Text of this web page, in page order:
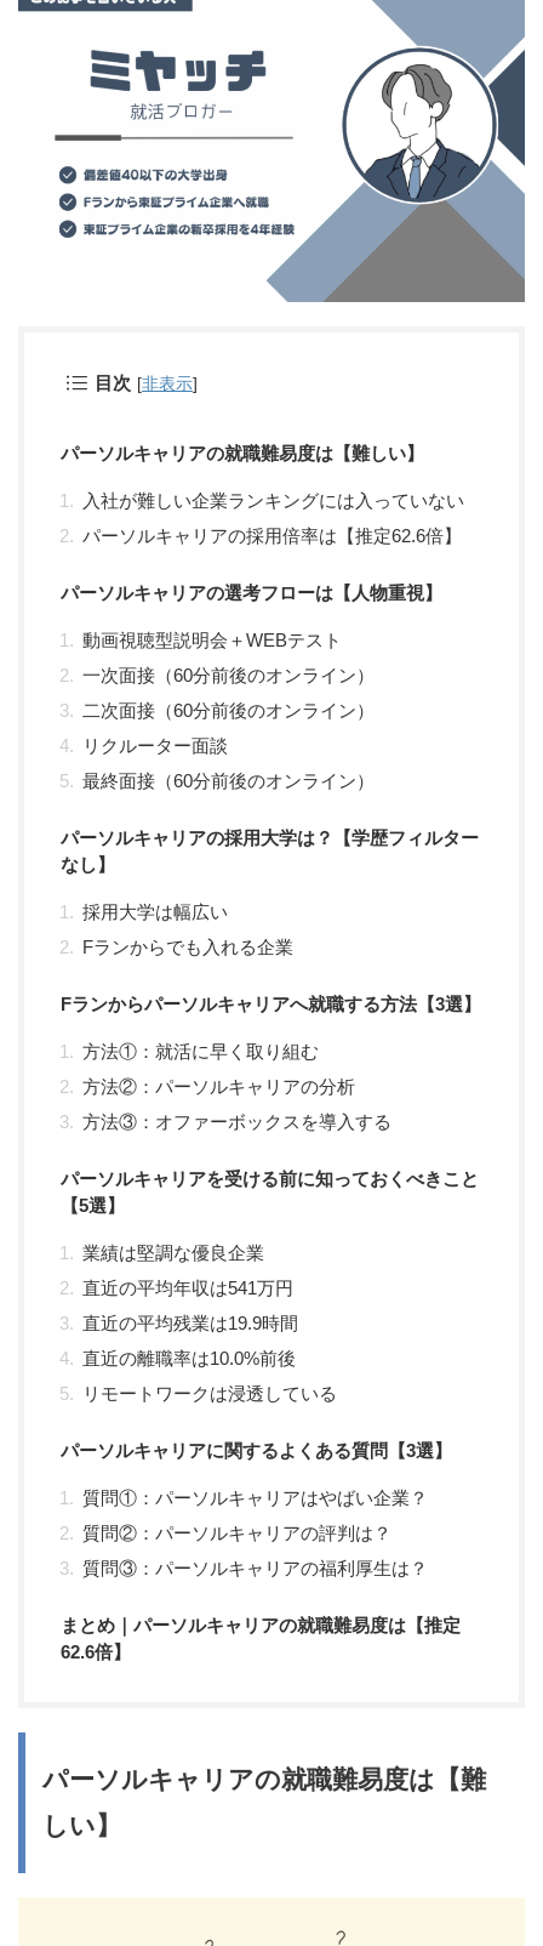
目次 [非表示]
パーソルキャリアの就職難易度は【難しい】
入社が難しい企業ランキングには入っていない
パーソルキャリアの採用倍率は【推定62.6倍】
パーソルキャリアの選考フローは【人物重視】
動画視聴型説明会＋WEBテスト
一次面接（60分前後のオンライン）
二次面接（60分前後のオンライン）
リクルーター面談
最終面接（60分前後のオンライン）
パーソルキャリアの採用大学は？【学歴フィルター
なし】
採用大学は幅広い
Fランからでも入れる企業
Fランからパーソルキャリアへ就職する方法【3選】
方法①：就活に早く取り組む
方法②：パーソルキャリアの分析
方法③：オファーボックスを導入する
パーソルキャリアを受ける前に知っておくべきこと
【5選】
業績は堅調な優良企業
直近の平均年収は541万円
直近の平均残業は19.9時間
直近の離職率は10.0%前後
リモートワークは浸透している
パーソルキャリアに関するよくある質問【3選】
質問①：パーソルキャリアはやばい企業？
質問②：パーソルキャリアの評判は？
質問③：パーソルキャリアの福利厚生は？
まとめ｜パーソルキャリアの就職難易度は【推定
62.6倍】
パーソルキャリアの就職難易度は【難
しい】